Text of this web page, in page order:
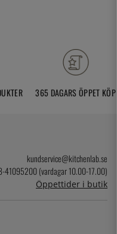
365 DAGARS ÖPPET KÖP
kundservice@kitchenlab.se
41095200 (vardagar 10.00-17.00)
Öppettider i butik